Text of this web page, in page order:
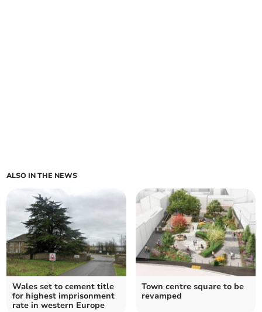
ALSO IN THE NEWS
Wales set to cement title
for highest imprisonment
rate in western Europe
Town centre square to be
revamped